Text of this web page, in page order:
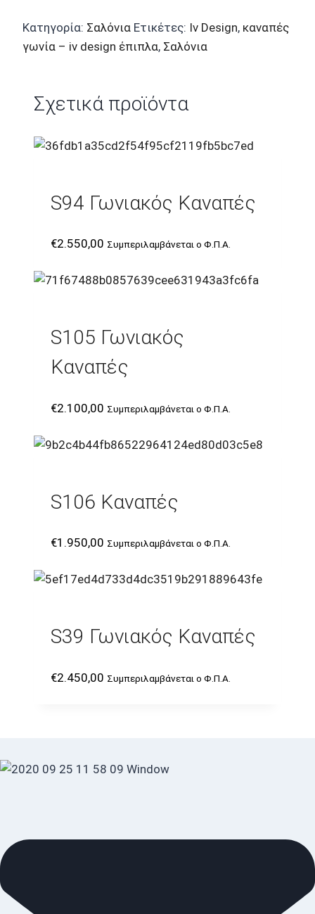
Κατηγορία: Σαλόνια Ετικέτες: Iv Design, καναπές
γωνία – iv design έπιπλα, Σαλόνια
Σχετικά προϊόντα
S94 Γωνιακός Καναπές
€2.550,00 Συμπεριλαμβάνεται ο Φ.Π.Α.
S105 Γωνιακός
Καναπές
€2.100,00 Συμπεριλαμβάνεται ο Φ.Π.Α.
S106 Καναπές
€1.950,00 Συμπεριλαμβάνεται ο Φ.Π.Α.
S39 Γωνιακός Καναπές
€2.450,00 Συμπεριλαμβάνεται ο Φ.Π.Α.